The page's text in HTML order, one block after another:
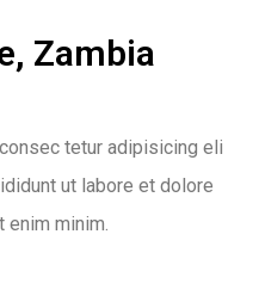
Zambia
tetur adipisicing eli
ut labore et dolore
enim minim.